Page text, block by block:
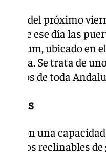
del próximo
abre ese día las
ubicado en
Se trata de
de toda
con una
reclinables